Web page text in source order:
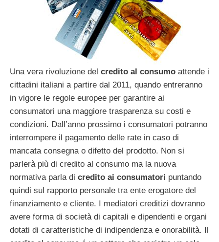
Una vera rivoluzione del credito al consumo attende i
cittadini italiani a partire dal 2011, quando entreranno
in vigore le regole europee per garantire ai
consumatori una maggiore trasparenza su costi e
condizioni. Dall’anno prossimo i consumatori potranno
interrompere il pagamento delle rate in caso di
mancata consegna o difetto del prodotto. Non si
parlerà più di credito al consumo ma la nuova
normativa parla di credito ai consumatori puntando
quindi sul rapporto personale tra ente erogatore del
finanziamento e cliente. I mediatori creditizi dovranno
avere forma di società di capitali e dipendenti e organi
dotati di caratteristiche di indipendenza e onorabilità. Il